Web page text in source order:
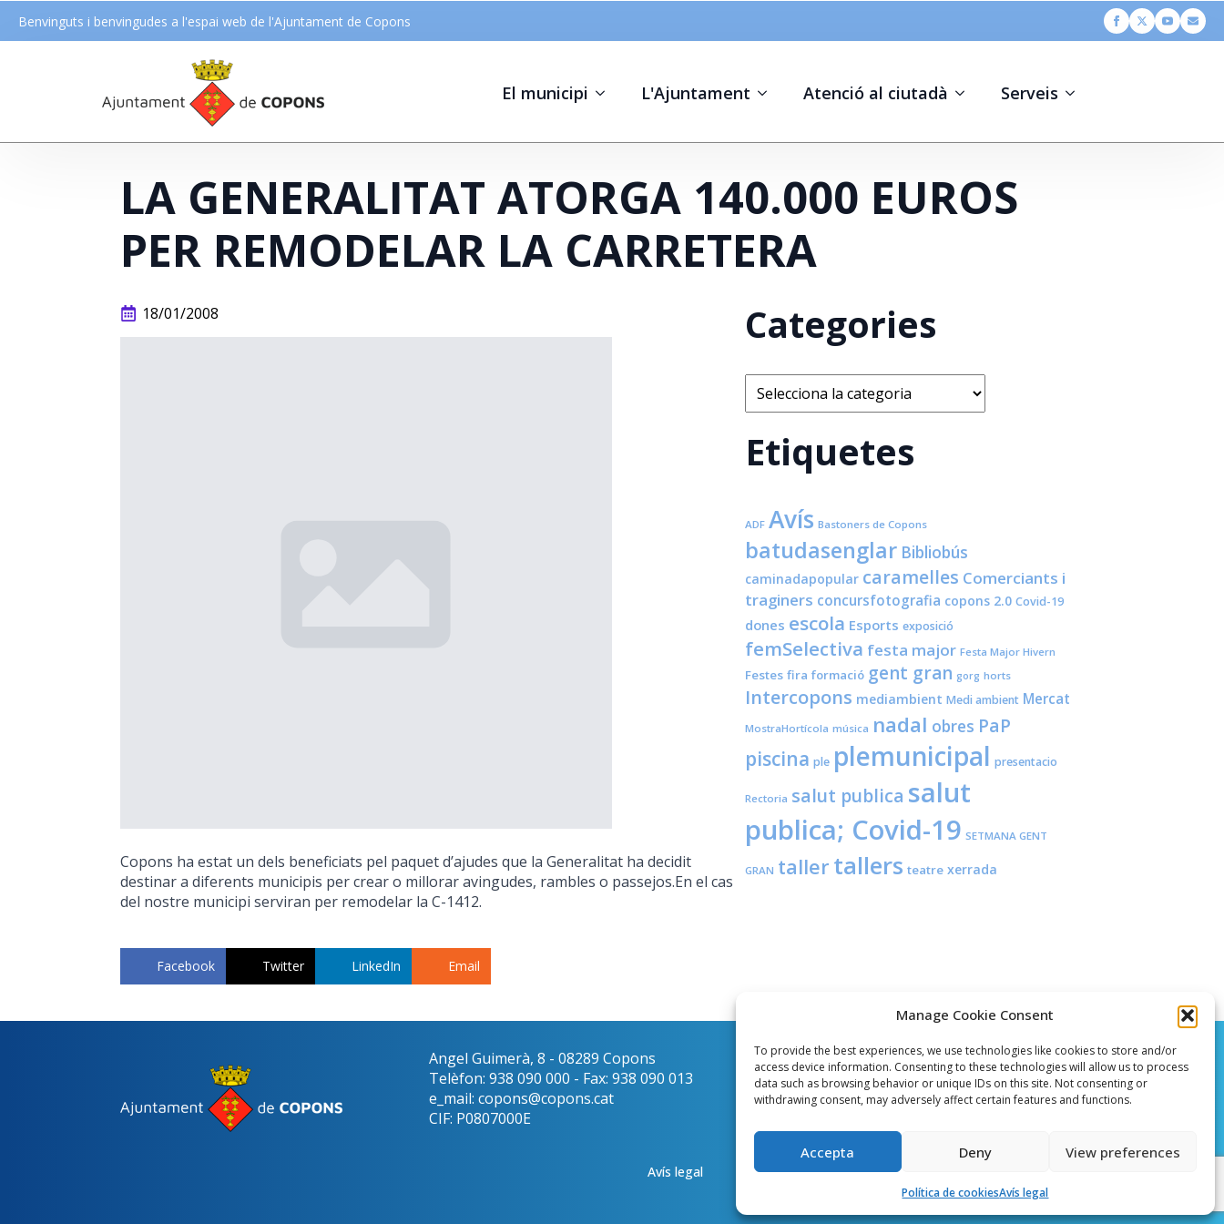
Manage Cookie Consent
To provide the best experiences, we use technologies like cookies to store and/or
access device information. Consenting to these technologies will allow us to process
data such as browsing behavior or unique IDs on this site. Not consenting or
withdrawing consent, may adversely affect certain features and functions.
Accepta Deny View preferences
Política de cookiesAvís legal
Benvinguts i benvingudes a l'espai web de l'Ajuntament de Copons
El municipi L'Ajuntament Atenció al ciutadà Serveis
LA GENERALITAT ATORGA 140.000 EUROS
PER REMODELAR LA CARRETERA
18/01/2008
Copons ha estat un dels beneficiats pel paquet d’ajudes que la Generalitat ha decidit
destinar a diferents municipis per crear o millorar avingudes, rambles o passejos.En el cas
del nostre municipi serviran per remodelar la C-1412.
Facebook Twitter LinkedIn Email
Categories
Categories
Etiquetes
ADF Avís Bastoners de Copons
batudasenglar Bibliobús
caminadapopular caramelles Comerciants i
traginers concursfotografia copons 2.0 Covid-19
dones escola Esports exposició
femSelectiva festa major Festa Major Hivern
Festes fira formació gent gran gorg horts
Intercopons mediambient Medi ambient Mercat
MostraHortícola música nadal obres PaP
piscina ple plemunicipal presentacio
Rectoria salut publica salut
publica; Covid-19 SETMANA GENT
GRAN taller tallers teatre xerrada
Angel Guimerà, 8 - 08289 Copons
Telèfon: 938 090 000 - Fax: 938 090 013
e_mail: copons@copons.cat
CIF: P0807000E
Català
Avís legal Mapa web Crèdits